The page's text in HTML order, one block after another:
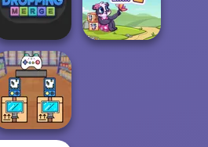
Brain Puzzles
Quests
Sudoku Royal
Block Dropping
Merge